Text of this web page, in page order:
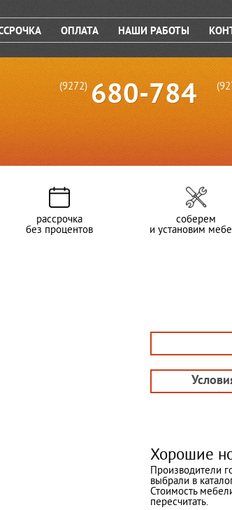
ОПЛАТА НАШИ РАБОТЫ
(9272) 680-784
рассрочка
без процентов
соберем
и установим
Хорошие
Производители
выбрали в
Стоимость
пересчитать.